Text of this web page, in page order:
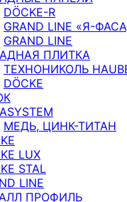
DÖCKE-R
GRAND LINE «Я-
GRAND LINE
ПЛИТКА
ТЕХНОНИКОЛЬ
DÖCKE
МЕДЬ, ЦИНК-ТИТАН
LUX
STAL
LINE
ПРОФИЛЬ